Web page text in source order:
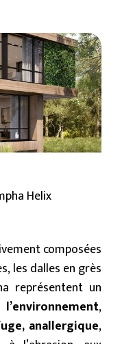
Helix
composées
les dalles en grès
représentent un
,
anallergique,